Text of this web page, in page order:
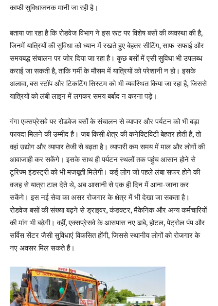
काफी सुविधाजनक मानी जा रही है।
बताया जा रहा है कि रोडवेज विभाग ने इस रूट पर विशेष बसों की व्यवस्था की है,
जिनमें यात्रियों की सुविधा को ध्यान में रखते हुए बेहतर सीटिंग, साफ-सफाई और
समयबद्ध संचालन पर जोर दिया जा रहा है। कुछ बसों में एसी सुविधा भी उपलब्ध
कराई जा सकती है, ताकि गर्मी के मौसम में यात्रियों को परेशानी न हो। इसके
अलावा, बस स्टॉप और टिकटिंग सिस्टम को भी व्यवस्थित किया जा रहा है, जिससे
यात्रियों को लंबी लाइन में लगकर समय बर्बाद न करना पड़े।
गंगा एक्सप्रेसवे पर रोडवेज बसों के संचालन से व्यापार और पर्यटन को भी बड़ा
फायदा मिलने की उम्मीद है। जब किसी क्षेत्र की कनेक्टिविटी बेहतर होती है, तो
वहां उद्योग और व्यापार तेजी से बढ़ता है। व्यापारी कम समय में माल और लोगों की
आवाजाही कर सकेंगे। इसके साथ ही पर्यटन स्थलों तक पहुंच आसान होने से
टूरिज्म इंडस्ट्री को भी मजबूती मिलेगी। कई लोग जो पहले लंबा सफर होने की
वजह से यात्रा टाल देते थे, अब आसानी से एक ही दिन में आना-जाना कर
सकेंगे। इस नई सेवा का असर रोजगार के क्षेत्र में भी देखा जा सकता है।
रोडवेज बसों की संख्या बढ़ने से ड्राइवर, कंडक्टर, मैकेनिक और अन्य कर्मचारियों
की मांग भी बढ़ेगी। वहीं, एक्सप्रेसवे के आसपास नए ढाबे, होटल, पेट्रोल पंप और
सर्विस सेंटर जैसी सुविधाएं विकसित होंगी, जिससे स्थानीय लोगों को रोजगार के
नए अवसर मिल सकते हैं।